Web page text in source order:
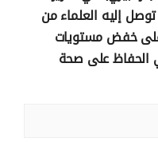
إليه العلماء من
على خفض مستويات
الحفاظ على صحة